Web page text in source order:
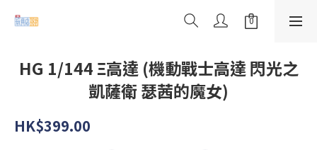
HG 1/144 Ξ高達 (機動戰士高達 閃光之
凱薩衛 瑟茜的魔女)
HK$399.00